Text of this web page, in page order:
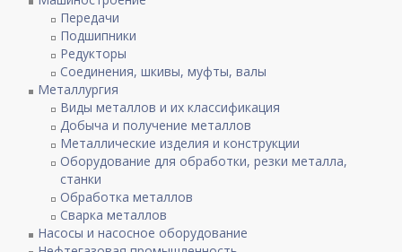
Передачи
Подшипники
Редукторы
Соединения, шкивы, муфты, валы
Металлургия
Виды металлов и их классификация
Добыча и получение металлов
Металлические изделия и конструкции
Оборудование для обработки, резки металла,
станки
Обработка металлов
Сварка металлов
Насосы и насосное оборудование